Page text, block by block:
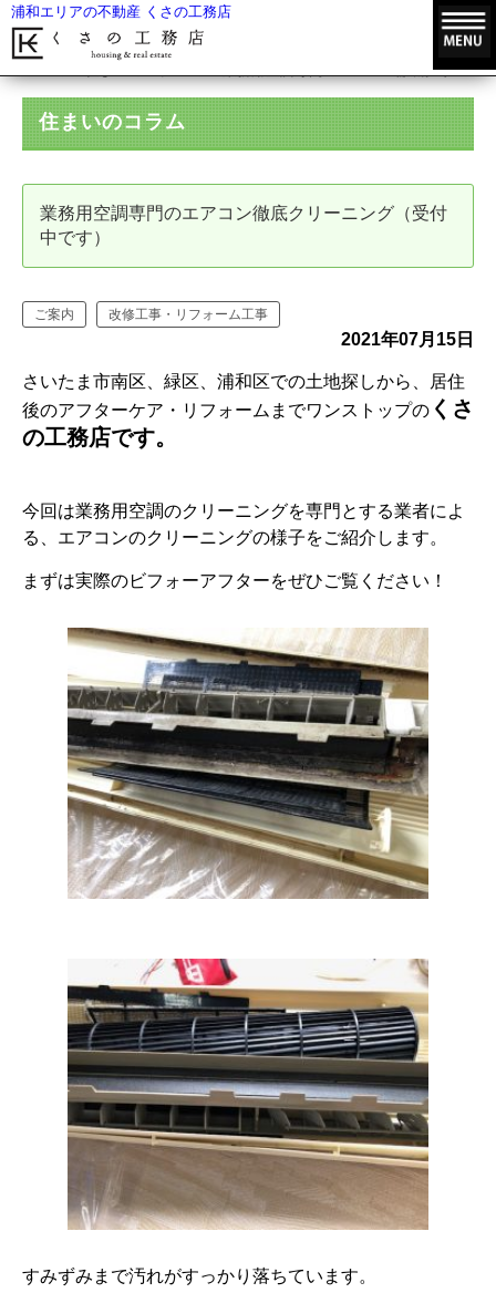
浦和エリアの不動産 くさの工務店
業務用空調専門のエアコン徹底クリーニ
住まいのコラム
業務用空調専門のエアコン徹底クリーニング（受付
中です）
ご案内 改修工事・リフォーム工事
2021年07月15日
さいたま市南区、緑区、浦和区での土地探しから、居住
後のアフターケア・リフォームまでワンストップの くさ
の工務店です。
今回は業務用空調のクリーニングを専門とする業者によ
る、エアコンのクリーニングの様子をご紹介します。
まずは実際のビフォーアフターをぜひご覧ください！
すみずみまで汚れがすっかり落ちています。